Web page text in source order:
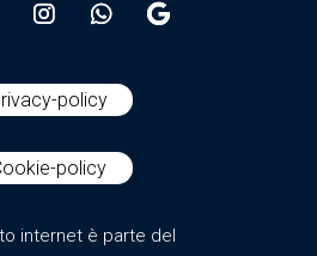
policy
policy
internet è parte del